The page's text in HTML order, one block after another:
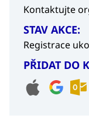
Kontaktujte
STAV AKCE:
Registrace
PŘIDAT DO